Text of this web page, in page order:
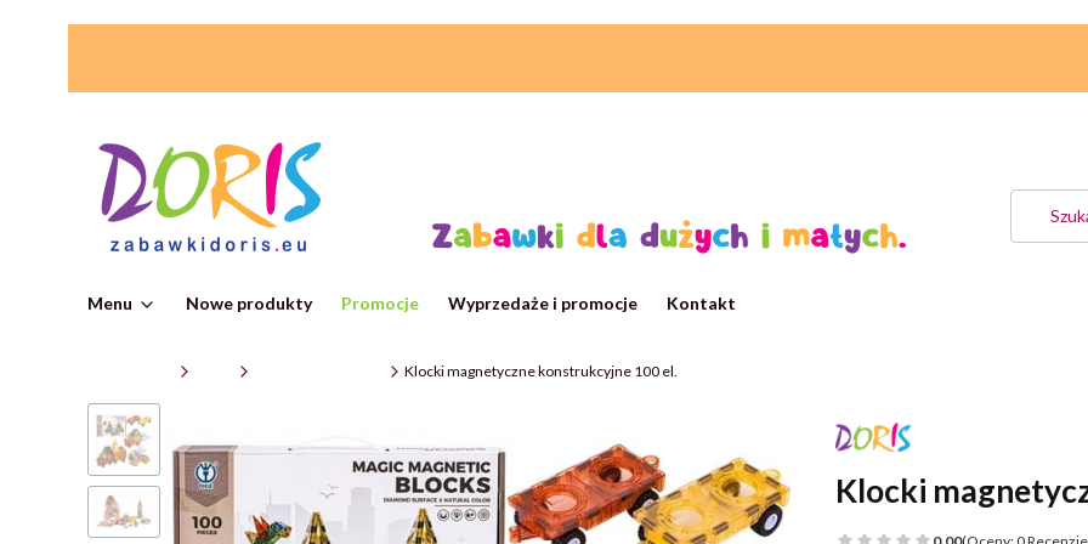
Menu Nowe produkty Promocje Wyprzedaże i promocje Kontakt
Klocki magnetyczne konstrukcyjne 100 el.
Klocki
0.00(Oceny: 0